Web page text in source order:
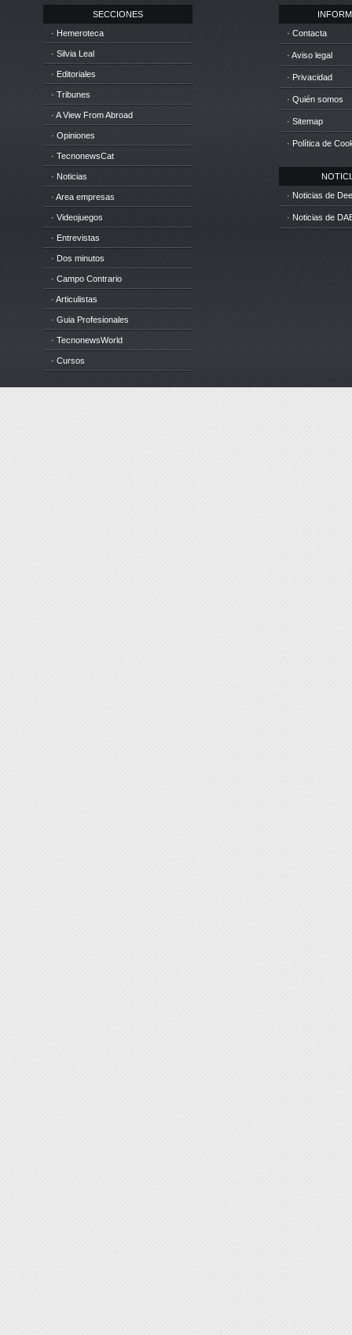
SECCIONES
· Hemeroteca
· Silvia Leal
· Editoriales
· Tribunes
· A View From Abroad
· Opiniones
· TecnonewsCat
· Noticias
· Area empresas
· Videojuegos
· Entrevistas
· Dos minutos
· Campo Contrario
· Articulistas
· Guia Profesionales
· TecnonewsWorld
· Cursos
· Contacta
· Aviso legal
· Privacidad
· Quién somos
· Sitemap
· Política de
· Noticias de
· Noticias de